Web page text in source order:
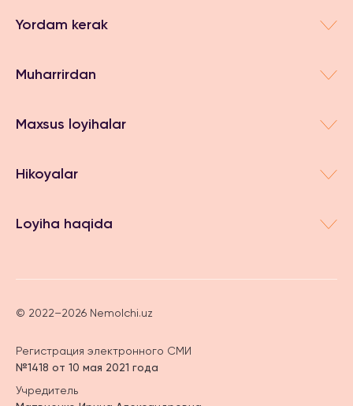
Yordam kerak
Muharrirdan
Maxsus loyihalar
Hikoyalar
Loyiha haqida
© 2022–2026 Nemolchi.uz
Регистрация электронного СМИ
№1418 от 10 мая 2021 года
Учредитель